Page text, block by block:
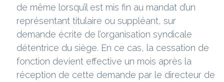
de même lorsqu’il est mis fin au mandat d’un
représentant titulaire ou suppléant, sur
demande écrite de l’organisation syndicale
détentrice du siège. En ce cas, la cessation de
fonction devient effective un mois après la
réception de cette demande par le directeur de